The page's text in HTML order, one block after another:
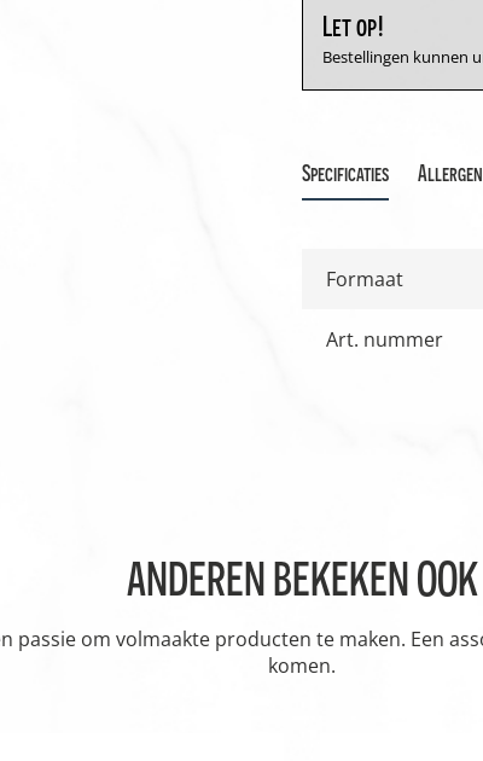
Let op!
Bestellingen kunnen
Specificaties
Formaat
Art. nummer
ANDEREN BEKEKEN OOK
passie om volmaakte producten te maken. Een
komen.